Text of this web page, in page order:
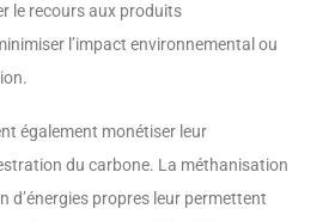
le recours aux produits
l’impact environnemental ou
également monétiser leur
du carbone. La méthanisation
d’énergies propres leur permettent